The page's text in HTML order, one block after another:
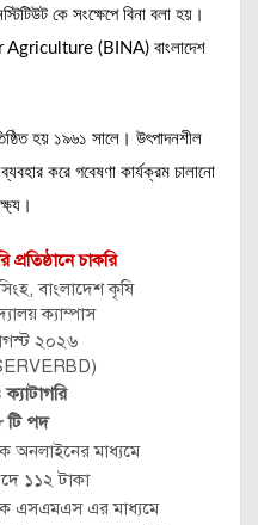
কে সংক্ষেপে বিনা বলা হয়।
(BINA) বাংলাদেশ
হয় ১৯৬১ সালে। উৎপাদনশীল
করে গবেষণা কার্যক্রম চালানো
প্রতিষ্ঠানে চাকরি
বাংলাদেশ কৃষি
ক্যাম্পাস
২০২৬
টি পদ
অনলাইনের মাধ্যমে
১১২ টাকা
এসএমএস এর মাধ্যমে